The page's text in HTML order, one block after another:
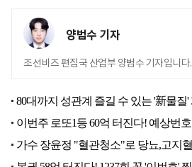
양범수 기자
조선비즈 편집국 산업부 양범수 기자입니다.